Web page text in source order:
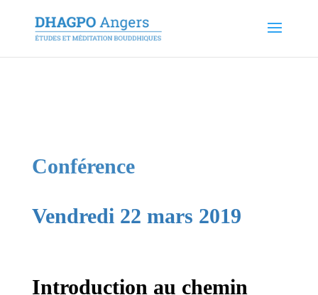
Conférence
Vendredi 22 mars 2019
Introduction au chemin